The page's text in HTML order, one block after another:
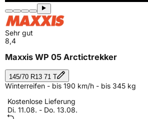
Sehr gut
8,4
Maxxis WP 05 Arctictrekker
145/70 R13 71 T
Winterreifen - bis 190 km/h - bis 345 kg
Kostenlose Lieferung
Di. 11.08. - Do. 13.08.